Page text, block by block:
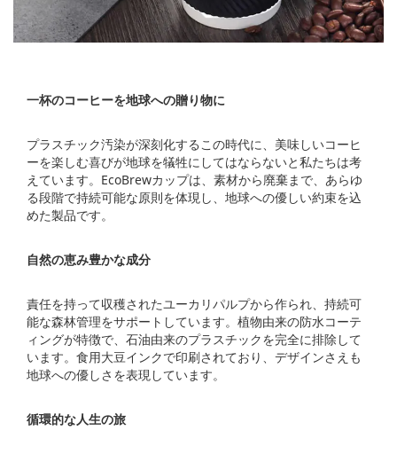
一杯のコーヒーを地球への贈り物に
プラスチック汚染が深刻化するこの時代に、美味しいコーヒ
ーを楽しむ喜びが地球を犠牲にしてはならないと私たちは考
えています。EcoBrewカップは、素材から廃棄まで、あらゆ
る段階で持続可能な原則を体現し、地球への優しい約束を込
めた製品です。
自然の恵み豊かな成分
責任を持って収穫されたユーカリパルプから作られ、持続可
能な森林管理をサポートしています。植物由来の防水コーテ
ィングが特徴で、石油由来のプラスチックを完全に排除して
います。食用大豆インクで印刷されており、デザインさえも
地球への優しさを表現しています。
循環的な人生の旅